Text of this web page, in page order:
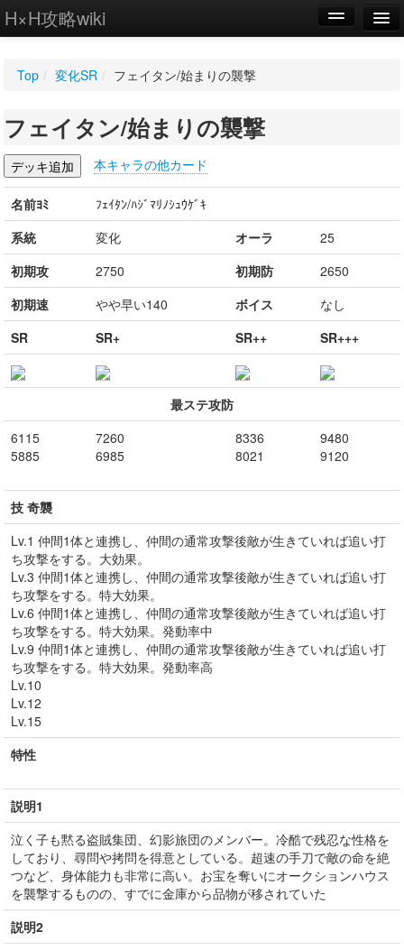
H×H攻略wiki
WIKI
設定
Top / 変化SR / フェイタン/始まりの襲撃
フェイタン/始まりの襲撃
本キャラの他カード
名前ﾖﾐ
ﾌｪｲﾀﾝ/ﾊｼﾞﾏﾘﾉｼｭｳｹﾞｷ
系統
変化 オーラ
25
初期攻
2750 初期防
2650
初期速
やや早い140 ボイス
なし
SR
SR+ SR++ SR+++
最ステ攻防
6115
5885
7260
6985
8336
8021
9480
9120
技 奇襲
Lv.1 仲間1体と連携し、仲間の通常攻撃後敵が生きていれば追い打
ち攻撃をする。大効果。
Lv.3 仲間1体と連携し、仲間の通常攻撃後敵が生きていれば追い打
ち攻撃をする。特大効果。
Lv.6 仲間1体と連携し、仲間の通常攻撃後敵が生きていれば追い打
ち攻撃をする。特大効果。発動率中
Lv.9 仲間1体と連携し、仲間の通常攻撃後敵が生きていれば追い打
ち攻撃をする。特大効果。発動率高
Lv.10
Lv.12
Lv.15
特性
説明1
泣く子も黙る盗賊集団、幻影旅団のメンバー。冷酷で残忍な性格を
しており、尋問や拷問を得意としている。超速の手刀で敵の命を絶
つなど、身体能力も非常に高い。お宝を奪いにオークションハウス
を襲撃するものの、すでに金庫から品物が移されていた
説明2